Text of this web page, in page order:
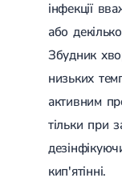
Травми сухожиль
Ендокринологія
Цукровий діабет
Цукровий діабет 1
Нецукровий діабет
Школа діабету
Дифузний
Вузловий зоб
інфекції
або
Збудник
низьких
активним
тільки при
кип'ятінні.